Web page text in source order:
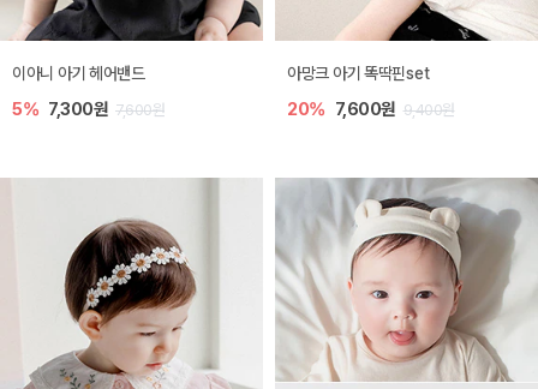
이아니 아기 헤어밴드
5% 7,300원 7,600원
아망크 아기 똑딱핀set
20% 7,600원 9,400원